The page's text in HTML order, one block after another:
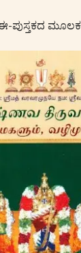
ಪುಸ್ತಕದ ಮೂಲಕ